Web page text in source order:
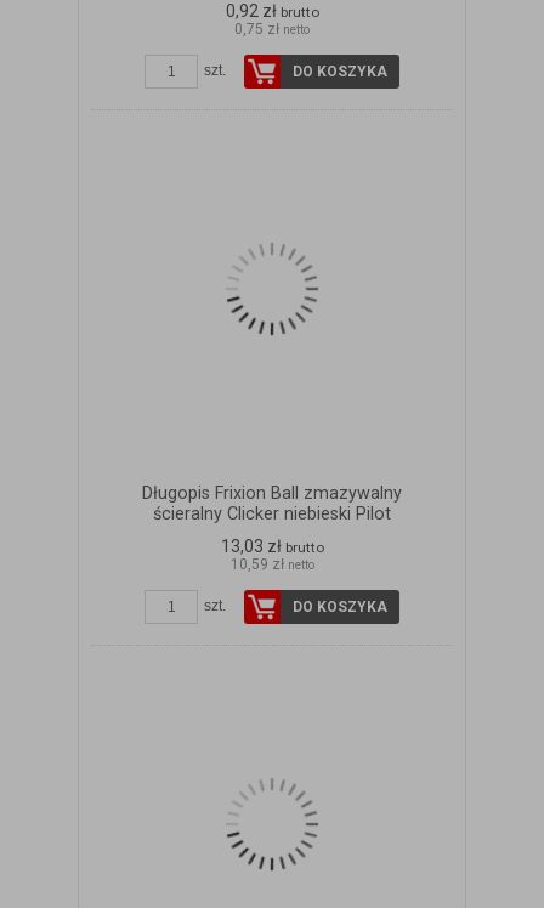
0,92 zł brutto
0,75 zł netto
szt. DO KOSZYKA
Długopis Frixion Ball zmazywalny
ścieralny Clicker niebieski Pilot
13,03 zł brutto
10,59 zł netto
szt. DO KOSZYKA